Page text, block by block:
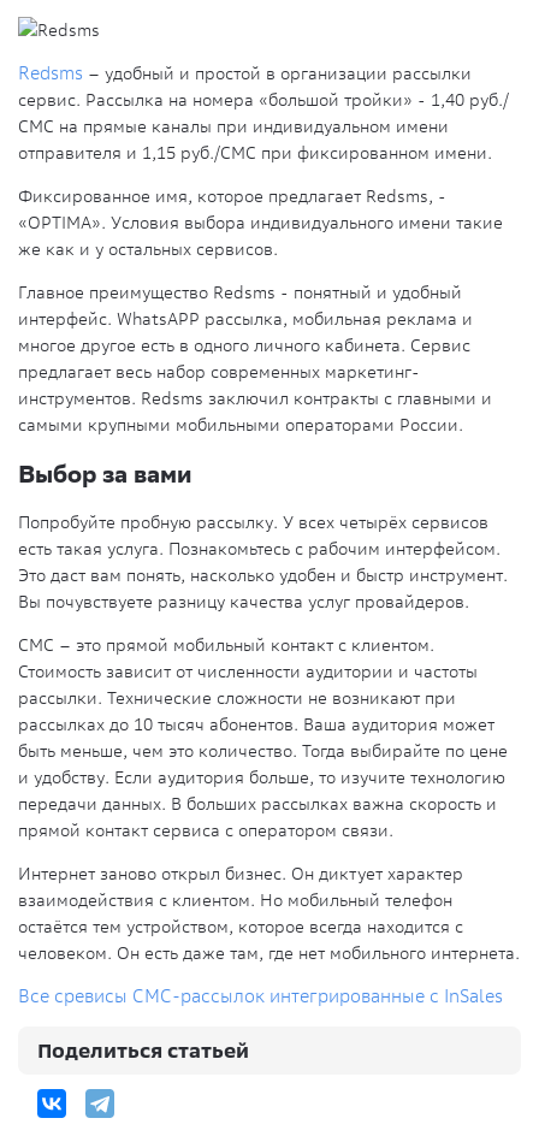
Redsms – удобный и простой в организации рассылки
сервис. Рассылка на номера «большой тройки» - 1,40 руб./
СМС на прямые каналы при индивидуальном имени
отправителя и 1,15 руб./СМС при фиксированном имени.
Фиксированное имя, которое предлагает Redsms, -
«OPTIMA». Условия выбора индивидуального имени такие
же как и у остальных сервисов.
Главное преимущество Redsms - понятный и удобный
интерфейс. WhatsAPP рассылка, мобильная реклама и
многое другое есть в одного личного кабинета. Сервис
предлагает весь набор современных маркетинг-
инструментов. Redsms заключил контракты с главными и
самыми крупными мобильными операторами России.
Выбор за вами
Попробуйте пробную рассылку. У всех четырёх сервисов
есть такая услуга. Познакомьтесь с рабочим интерфейсом.
Это даст вам понять, насколько удобен и быстр инструмент.
Вы почувствуете разницу качества услуг провайдеров.
СМС – это прямой мобильный контакт с клиентом.
Стоимость зависит от численности аудитории и частоты
рассылки. Технические сложности не возникают при
рассылках до 10 тысяч абонентов. Ваша аудитория может
быть меньше, чем это количество. Тогда выбирайте по цене
и удобству. Если аудитория больше, то изучите технологию
передачи данных. В больших рассылках важна скорость и
прямой контакт сервиса с оператором связи.
Интернет заново открыл бизнес. Он диктует характер
взаимодействия с клиентом. Но мобильный телефон
остаётся тем устройством, которое всегда находится с
человеком. Он есть даже там, где нет мобильного интернета.
Все сревисы СМС-рассылок интегрированные с InSales
Поделиться статьей